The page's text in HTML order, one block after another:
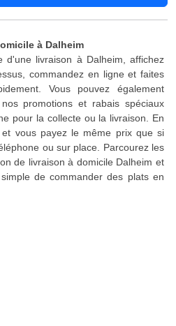
à Dalheim
d'une livraison à Dalheim, affichez
commandez en ligne et faites
Vous pouvez également
promotions et rabais spéciaux
pour la collecte ou la livraison. En
vous payez le même prix que si
ou sur place. Parcourez les
de livraison à domicile Dalheim et
de commander des plats en